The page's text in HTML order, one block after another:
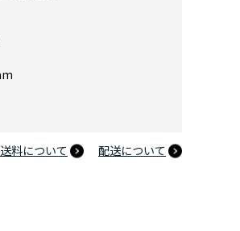
送料について 配送について